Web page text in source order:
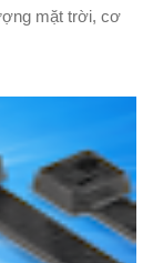
mặt trời, cơ